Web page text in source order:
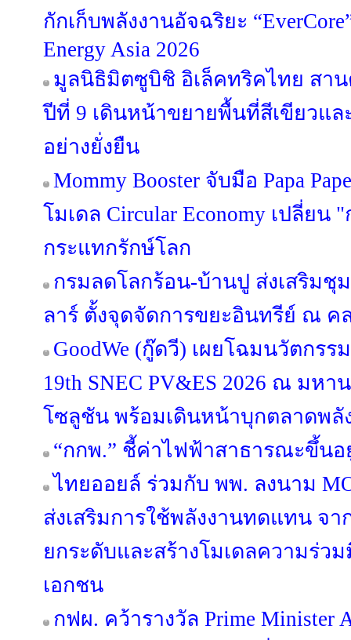
กักเก็บพลังงานอัจฉริยะ
Energy Asia 2026
มูลนิธิมิตซูบิชิ อิเล็คทริคไทย สา
ปีที่ 9 เดินหน้าขยายพื้นที่สีเขียวแ
อย่างยั่งยืน
Mommy Booster จับมือ Papa
โมเดล Circular Economy เปลี่ยน
กระแทกรักษ์โลก
กรมลดโลกร้อน-บ้านปู ส่งเสริม
ลาร์ ตั้งจุดจัดการขยะอินทรีย์ ณ ค
GoodWe (กู๊ดวี) เผยโฉมนวัตกรร
19th SNEC PV&ES 2026 ณ มห
โซลูชัน พร้อมเดินหน้าบุกตลาดพลั
“กกพ.” ชี้ค่าไฟฟ้าสาธารณะขึ้น
ไทยออยล์ ร่วมกับ พพ. ลงนาม
ส่งเสริมการใช้พลังงานทดแทน จ
ยกระดับและสร้างโมเดลความร่ว
เอกชน
กฟผ. คว้ารางวัล Prime Minister